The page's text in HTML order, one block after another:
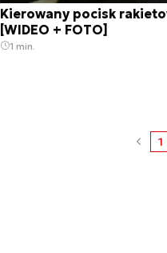
Kierowany pocisk
[WIDEO + FOTO]
1 min.
1